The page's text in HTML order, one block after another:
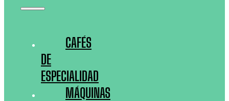
CAFÉS
DE
ESPECIALIDAD
MÁQUINAS